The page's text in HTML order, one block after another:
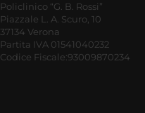
Policlinico “G. B. Rossi”
Piazzale L. A. Scuro, 10
37134 Verona
Partita IVA 01541040232
Codice Fiscale:93009870234